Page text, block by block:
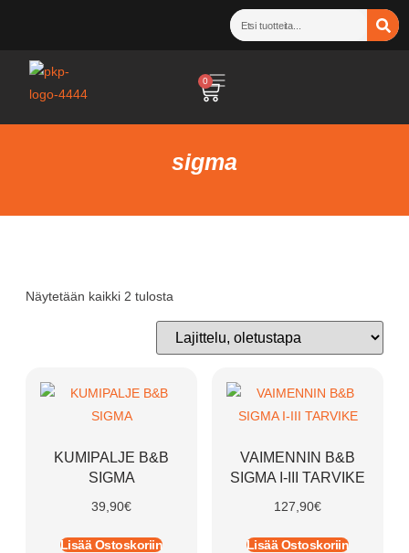
0
sigma
Näytetään kaikki 2 tulosta
KUMIPALJE B&B
SIGMA
39,90€
Lisää Ostoskoriin
VAIMENNIN B&B
SIGMA I-III TARVIKE
127,90€
Lisää Ostoskoriin